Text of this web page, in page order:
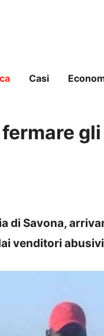
Casi
di Savona,
venditori